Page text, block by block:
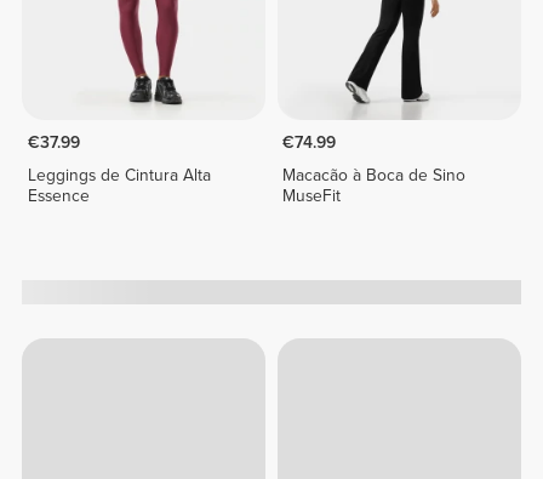
€37.99
Leggings de Cintura Alta
Essence
€74.99
Macacão à Boca de Sino
MuseFit